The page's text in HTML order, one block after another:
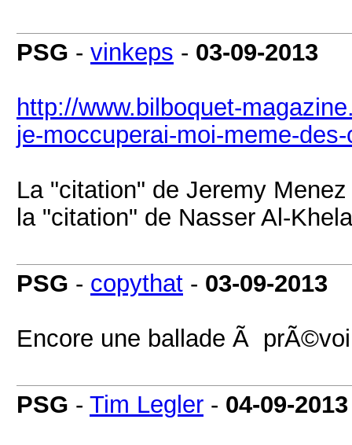
PSG - vinkeps - 03-09-2013
http://www.bilboquet-
je-moccuperai-moi-meme-
La "citation" de Jeremy
la "citation" de Nasser Al-
PSG - copythat - 03-09-2013
Encore une ballade Ã
PSG - Tim Legler - 04-09-2013